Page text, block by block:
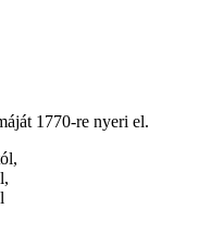
1770-re nyeri el.